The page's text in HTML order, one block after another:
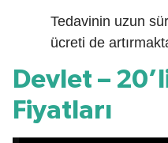
Tedavinin uzun
ücreti de
Devlet –
Fiyatları